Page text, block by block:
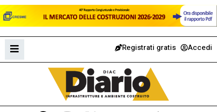
Registrati gratis Accedi